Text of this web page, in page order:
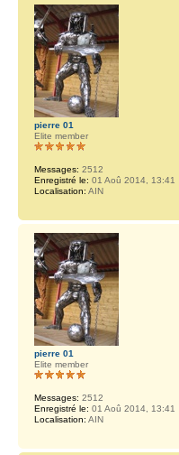
pierre 01
Elite member
Messages: 2512
Enregistré le: 01 Aoû 2014, 13:41
Localisation: AIN
pierre 01
Elite member
Messages: 2512
Enregistré le: 01 Aoû 2014, 13:41
Localisation: AIN